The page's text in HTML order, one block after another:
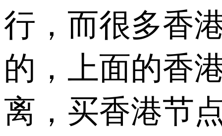
行，而很多香
的，上面的香
离，买香港节